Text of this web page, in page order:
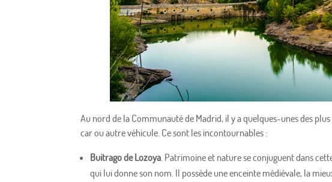
Au nord de la Communauté de Madrid, il y a quelques-unes des
car ou autre véhicule. Ce sont les incontournables :
Buitrago de Lozoya. Patrimoine et nature se conjuguent dans
qui lui donne son nom. Il possède une enceinte médiévale, la